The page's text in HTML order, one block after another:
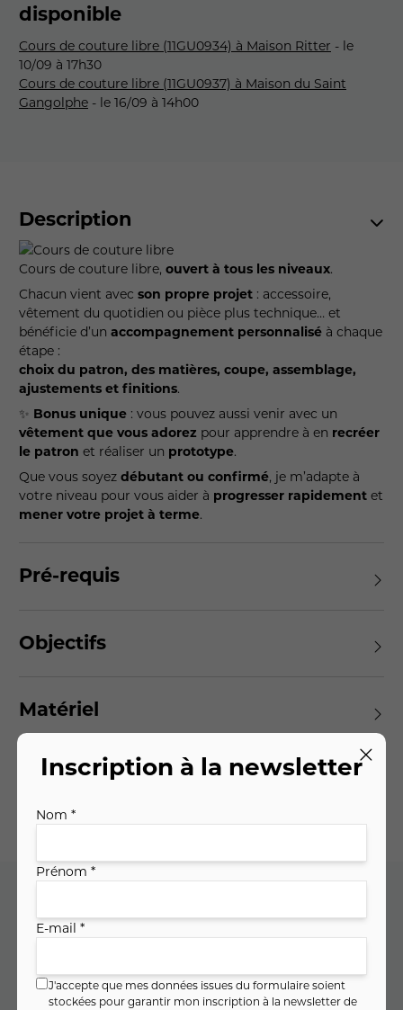
disponible
Cours de couture libre (11GU0934) à Maison Ritter - le
10/09 à 17h30
Cours de couture libre (11GU0937) à Maison du Saint
Gangolphe - le 16/09 à 14h00
Description
Cours de couture libre, ouvert à tous les niveaux.
Chacun vient avec son propre projet : accessoire,
vêtement du quotidien ou pièce plus technique… et
bénéficie d’un accompagnement personnalisé à chaque
étape :
choix du patron, des matières, coupe, assemblage,
ajustements et finitions.
✨ Bonus unique : vous pouvez aussi venir avec un
vêtement que vous adorez pour apprendre à en recréer
le patron et réaliser un prototype.
Que vous soyez débutant ou confirmé, je m’adapte à
votre niveau pour vous aider à progresser rapidement et
mener votre projet à terme.
Pré-requis
Objectifs
Matériel
Planning des séances
Code cours : 11GU0933
213,00€
Inscription à la newsletter
Nom *
Prénom *
E-mail *
J'accepte que mes données issues du formulaire soient
stockées pour garantir mon inscription à la newsletter de